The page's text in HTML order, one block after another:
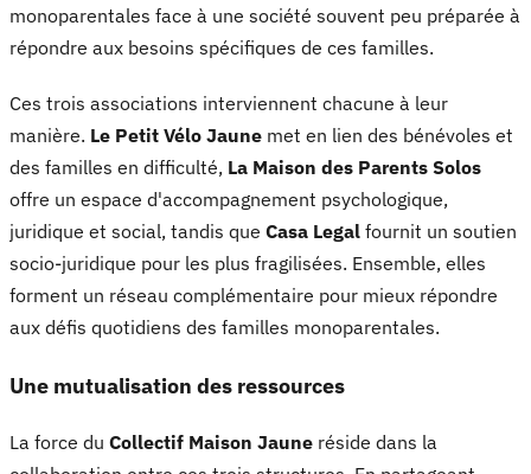
monoparentales face à une société souvent peu préparée à
répondre aux besoins spécifiques de ces familles.
Ces trois associations interviennent chacune à leur
manière. Le Petit Vélo Jaune met en lien des bénévoles et
des familles en difficulté, La Maison des Parents Solos
offre un espace d'accompagnement psychologique,
juridique et social, tandis que Casa Legal fournit un soutien
socio-juridique pour les plus fragilisées. Ensemble, elles
forment un réseau complémentaire pour mieux répondre
aux défis quotidiens des familles monoparentales.
Une mutualisation des ressources
La force du Collectif Maison Jaune réside dans la